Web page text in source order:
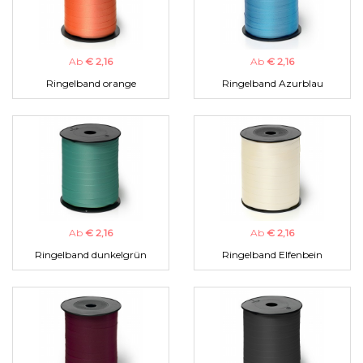
Ab € 2,16
Ringelband orange
Ab € 2,16
Ringelband Azurblau
Ab € 2,16
Ringelband dunkelgrün
Ab € 2,16
Ringelband Elfenbein